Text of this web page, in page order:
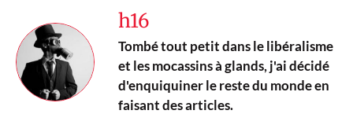
h16
Tombé tout petit dans le libéralisme
et les mocassins à glands, j'ai décidé
d'enquiquiner le reste du monde en
faisant des articles.